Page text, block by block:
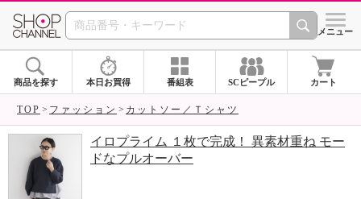
SHOP CHANNEL シメニュー
商品を探す 本日お買得 番組表 SCピープル カート
TOP ファッション カットソー／Ｔシャツ
イロプライム １枚で完成！ 異素材重ね モー
ドなプルオーバー